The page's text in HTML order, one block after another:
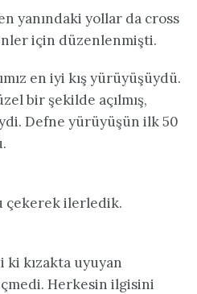
yanındaki yollar da cross
için düzenlenmişti.
en iyi kış yürüyüşüydü.
bir şekilde açılmış,
Defne yürüyüşün ilk 50
çekerek ilerledik.
ki kızakta uyuyan
Herkesin ilgisini